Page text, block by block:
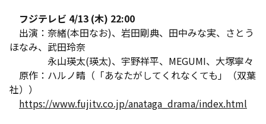
フジテレビ 4/13 (木) 22:00
出演：奈緒(本田なお)、岩田剛典、田中みな実、さとう
ほなみ、武田玲奈
永山瑛太(瑛太)、宇野祥平、MEGUMI、大塚寧々
原作：ハルノ晴（「あなたがしてくれなくても」（双葉
社））
https://www.fujitv.co.jp/anataga_drama/index.html